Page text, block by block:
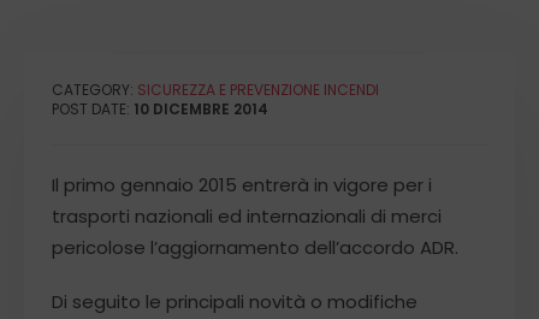
CATEGORY: SICUREZZA E PREVENZIONE INCENDI
POST DATE: 10 DICEMBRE 2014
Il primo gennaio 2015 entrerà in vigore per i
trasporti nazionali ed internazionali di merci
pericolose l’aggiornamento dell’accordo ADR.
Di seguito le principali novità o modifiche